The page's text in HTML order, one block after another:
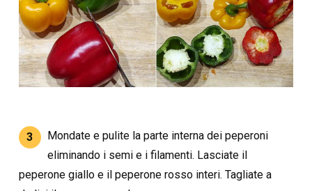
3
Mondate e pulite la parte interna dei peperoni
eliminando i semi e i filamenti. Lasciate il
peperone giallo e il peperone rosso interi. Tagliate a